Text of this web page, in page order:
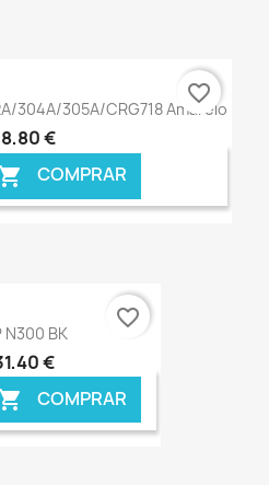
304A/305A/CRG718 Amarelo
€
COMPRAR
favorite_border
N300 BK
€
COMPRAR
favorite_border